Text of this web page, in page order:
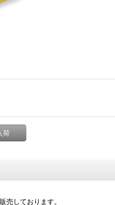
荷
売しております。